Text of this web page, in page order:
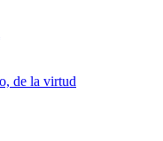
de la virtud